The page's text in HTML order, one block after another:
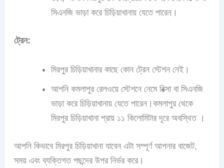
সিএনজি ভাড়া করে চিড়িয়াখানায় যেতে পারেন।
ট্রেন:
মিরপুর চিড়িয়াখানার কাছে কোন ট্রেন স্টেশন নেই।
আপনি কমলাপুর রেলওয়ে স্টেশনে নেমে রিক্সা বা সিএনজি
ভাড়া করে চিড়িয়াখানায় যেতে পারেন।কমলাপুর থেকে
মিরপুর চিড়িয়াখানা প্রায় ১১ কিলোমিটার দূরে অবস্থিত ।
আপনি কিভাবে মিরপুর চিড়িয়াখানা যাবেন এটা সম্পূর্ণ আপনার বাজেট,
সময় এবং ব্যক্তিগত পছন্দের উপর নির্ভর করে।